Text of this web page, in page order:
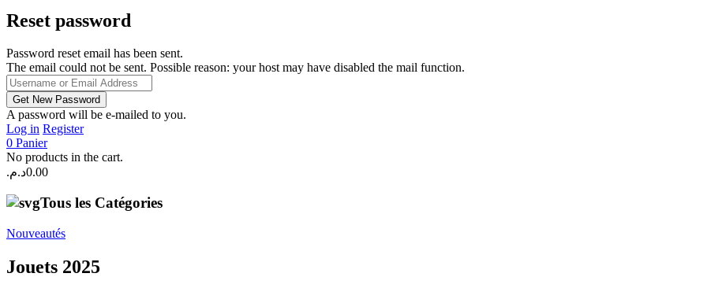
Reset password
Password reset email has been sent.
The email could not be sent. Possible reason: your host may have disabled the mail function.
A password will be e-mailed to you.
Log in Register
0 Panier
No products in the cart.
0.00د.م.
Tous les Catégories
Nouveautés
Jouets 2025